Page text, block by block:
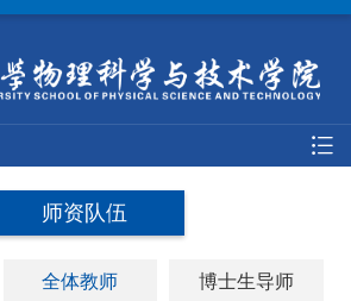
师资队伍
全体教师 博士生导师